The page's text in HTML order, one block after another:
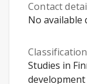
Contact
No available
Classification
Studies in